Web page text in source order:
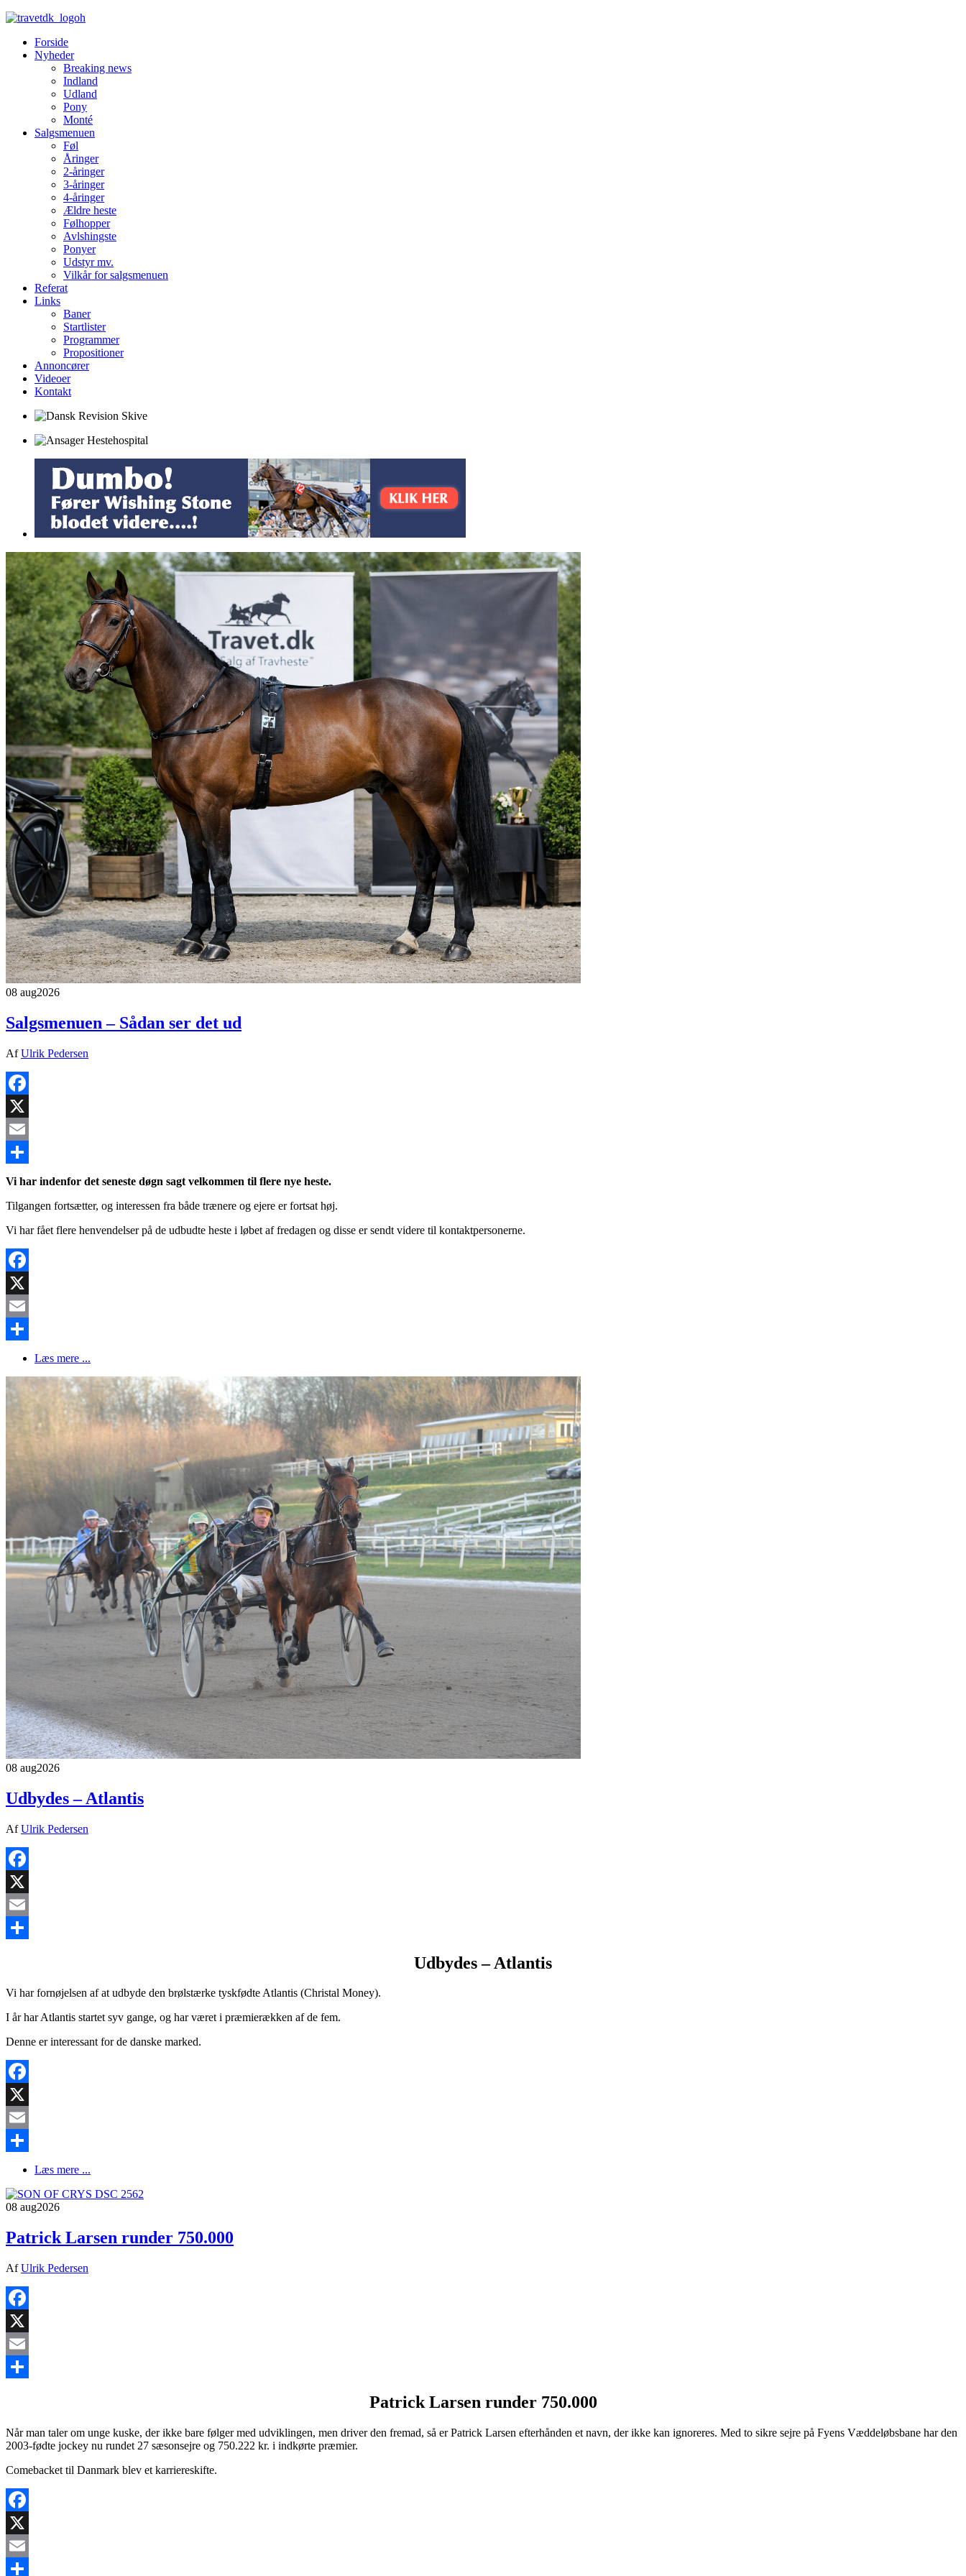
Forside
Nyheder
Breaking news
Indland
Udland
Pony
Monté
Salgsmenuen
Føl
Åringer
2-åringer
3-åringer
4-åringer
Ældre heste
Følhopper
Avlshingste
Ponyer
Udstyr mv.
Vilkår for salgsmenuen
Referat
Links
Baner
Startlister
Programmer
Propositioner
Annoncører
Videoer
Kontakt
08 aug2026
Salgsmenuen – Sådan ser det ud
AfUlrik Pedersen
Facebook
X
Email
Share
Vi har indenfor det seneste døgn sagt velkommen til flere nye heste.
Tilgangen fortsætter, og interessen fra både trænere og ejere er fortsat høj.
Vi har fået flere henvendelser på de udbudte heste i løbet af fredagen og disse er sendt videre til kontaktpersonerne.
Facebook
X
Email
Læs mere ...
08 aug2026
Udbydes – Atlantis
AfUlrik Pedersen
Facebook
X
Email
Udbydes – Atlantis
Vi har fornøjelsen af at udbyde den brølstærke tyskfødte Atlantis (Christal Money).
I år har Atlantis startet syv gange, og har været i præmierækken af de fem.
Denne er interessant for de danske marked.
Facebook
X
Email
Læs mere ...
08 aug2026
Patrick Larsen runder 750.000
AfUlrik Pedersen
Facebook
X
Email
Patrick Larsen runder 750.000
Når man taler om unge kuske, der ikke bare følger med udviklingen, men driver den fremad, så er Patrick Larsen efterhånden et navn, der ikke kan ignoreres. Med to sikre sejre på Fyens Væddeløbsbane har den
2003‑fødte jockey nu rundet 27 sæsonsejre og 750.222 kr. i indkørte præmier.
Comebacket til Danmark blev et karriereskifte.
Facebook
X
Email